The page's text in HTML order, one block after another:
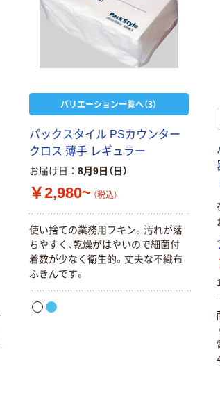
バリエーション一覧へ（3）
パックスタイル PSカウンター
クロス 薄手 レギュラー
お届け日 8月9日（日）
￥2,980~ （税込）
使い捨ての業務用フキン。汚れが落
ちやすく、乾燥がはやいので細菌付
着数が少なく衛生的。丈夫な不織布
ふきんです。
本気プライス
りポリ
手袋 内
ス 100
￥208~